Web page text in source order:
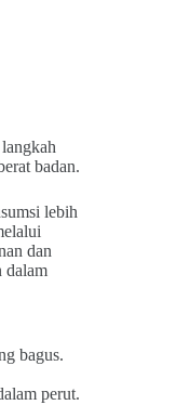
badan.
lebih
dan
dalam
bagus.
perut.